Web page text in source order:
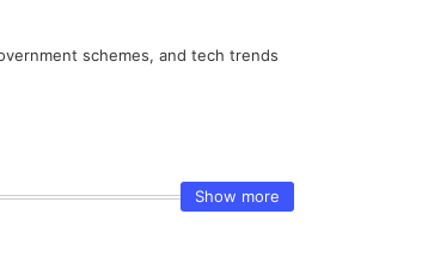
schemes, and tech trends
Show more